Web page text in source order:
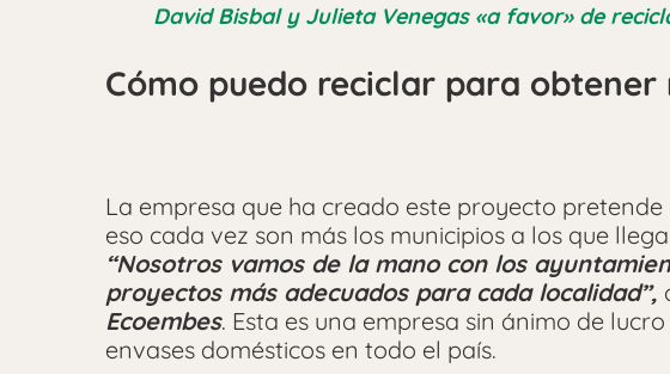
David Bisbal y Julieta Venegas «a favor» de
Cómo puedo reciclar para obtener
La empresa que ha creado este proyecto
eso cada vez son más los municipios a los que
“Nosotros vamos de la mano con los
proyectos más adecuados para cada localidad”,
Ecoembes. Esta es una empresa sin ánimo de
envases domésticos en todo el país.